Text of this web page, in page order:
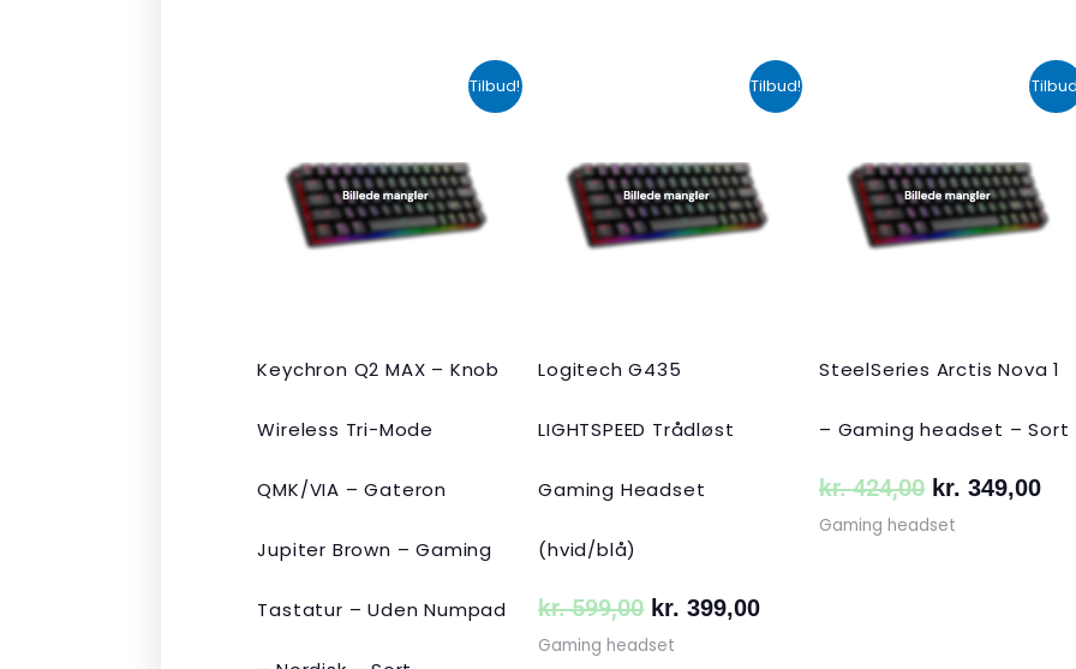
Tilbud!
Keychron Q2 MAX – Knob
Wireless Tri-Mode
QMK/VIA – Gateron
Jupiter Brown – Gaming
Tastatur – Uden Numpad
oprindelige
var:
kr. 2.190,00.
aktuelle
er:
kr. 1.465,00.
Tilbud!
Logitech G435
LIGHTSPEED Trådløst
Gaming Headset
(hvid/blå)
kr.599,00
oprindelige
var:
kr. 599,00.
kr. 399,00
Den
aktuelle
kr. 399,00.
Gaming headset
SteelSeries Arctis Nova 1
– Gaming headset – Sort
kr.424,00
oprindelige
var:
kr. 424,00.
kr. 349,00
kr.
Gaming headset